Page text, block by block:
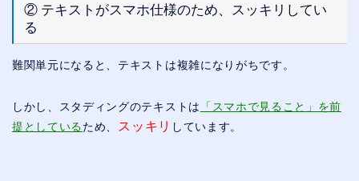
② テキストがスマホ仕様のため、スッキリしてい
る
難関単元になると、テキストは複雑になりがちです。
しかし、スタディングのテキストは
「スマホで見ること」を前
提としている ため、 スッキリ しています。